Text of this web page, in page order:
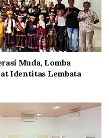
Muda, Lomba
Identitas Lembata